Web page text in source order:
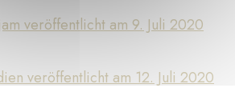
veröffentlicht am 9. Juli 2020
veröffentlicht am 12. Juli 2020